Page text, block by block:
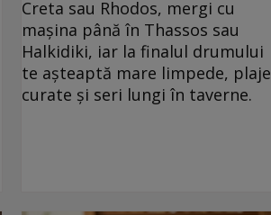
Creta sau Rhodos, mergi cu
mașina până în Thassos sau
Halkidiki, iar la finalul drumului
te așteaptă mare limpede, plaje
curate și seri lungi în taverne.